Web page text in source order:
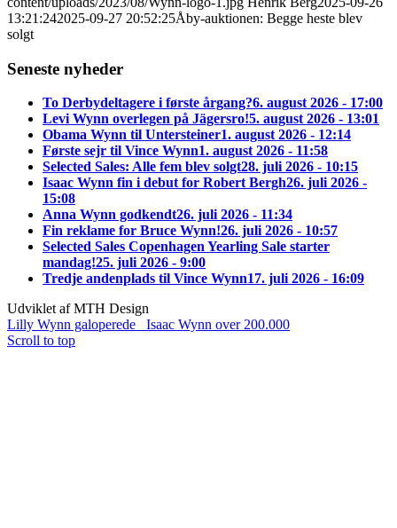
13:21:242025-09-27 20:52:25Åby-auktionen: Begge heste blev
solgt
Seneste nyheder
To Derbydeltagere i første årgang?6. august 2026 - 17:00
Levi Wynn overlegen på Jägersro!5. august 2026 - 13:01
Obama Wynn til Untersteiner1. august 2026 - 12:14
Første sejr til Vince Wynn1. august 2026 - 11:58
Selected Sales: Alle fem blev solgt28. juli 2026 - 10:15
Isaac Wynn fin i debut for Robert Bergh26. juli 2026 -
15:08
Anna Wynn godkendt26. juli 2026 - 11:34
Fin reklame for Bruce Wynn!26. juli 2026 - 10:57
Selected Sales Copenhagen Yearling Sale starter
mandag!25. juli 2026 - 9:00
Tredje andenplads til Vince Wynn17. juli 2026 - 16:09
Udviklet af MTH Design
Lilly Wynn galoperede
Isaac Wynn over 200.000
Scroll to top